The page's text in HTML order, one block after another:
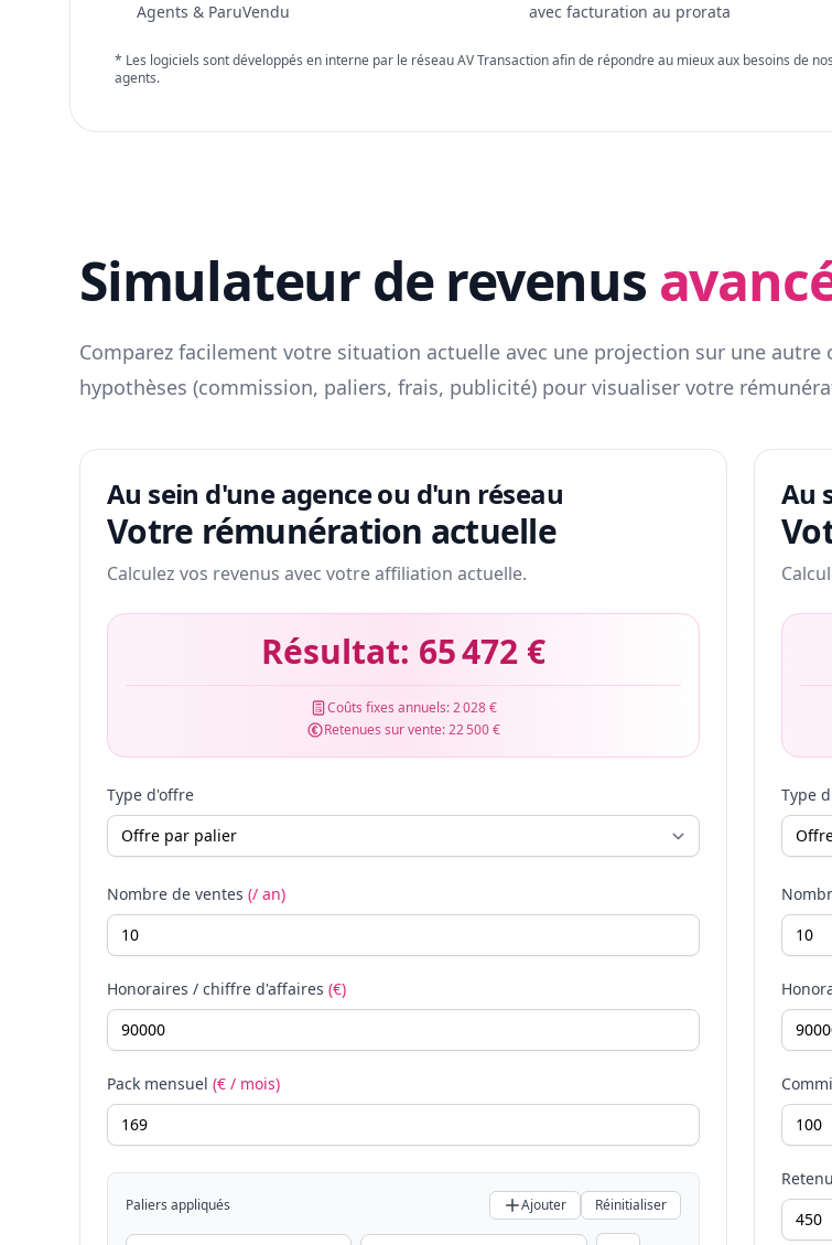
Agents & ParuVendu
avec facturation au prorata
* Les logiciels sont développés en interne par le réseau AV Transaction afin de répondre au mieux aux besoins de nos
agents.
Simulateur de revenus
Comparez facilement votre situation actuelle avec une projection sur une autre
hypothèses (commission, paliers, frais, publicité) pour visualiser votre
Au sein d'une agence ou d'un réseau
Votre rémunération actuelle
Calculez vos revenus avec votre affiliation actuelle.
Résultat: 65 472 €
Coûts fixes annuels:2 028 €
Retenues sur vente:22 500 €
Type d'offre
Nombre de ventes (/ an)
Honoraires / chiffre d'affaires (€)
Pack mensuel (€ / mois)
Paliers appliqués Ajouter Réinitialiser
Au
Type